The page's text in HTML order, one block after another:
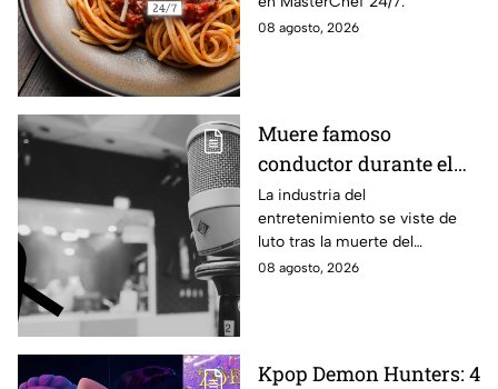
08 agosto, 2026
Muere famoso
conductor durante el
estreno de su programa
en vivo; así fueron sus
últimos momentos al
aire
La industria del
entretenimiento se viste de
luto tras la muerte del
conductor Pablo Balario, quien
08 agosto, 2026
Kpop Demon Hunters: 4